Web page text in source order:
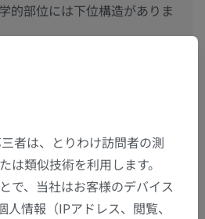
的部位には下位構造がありま
者は、とりわけ訪問者の測
は類似技術を利用します。
で、当社はお客様のデバイス
情報（IPアドレス、閲覧、